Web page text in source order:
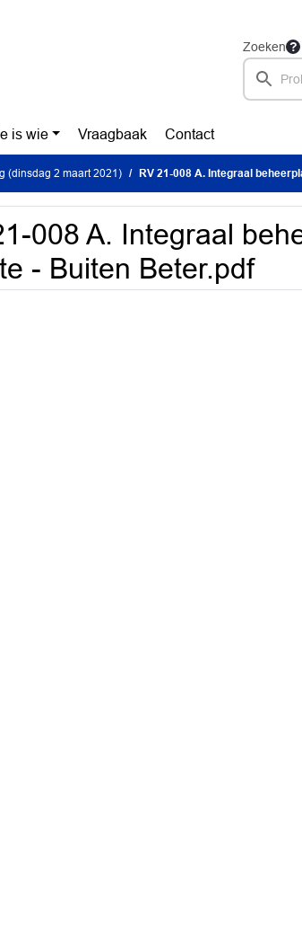
Zoeken
is wie Vraagbaak Contact
(dinsdag 2 maart 2021) RV 21-008 A. Integraal
008 A. Integraal
- Buiten Beter.pdf